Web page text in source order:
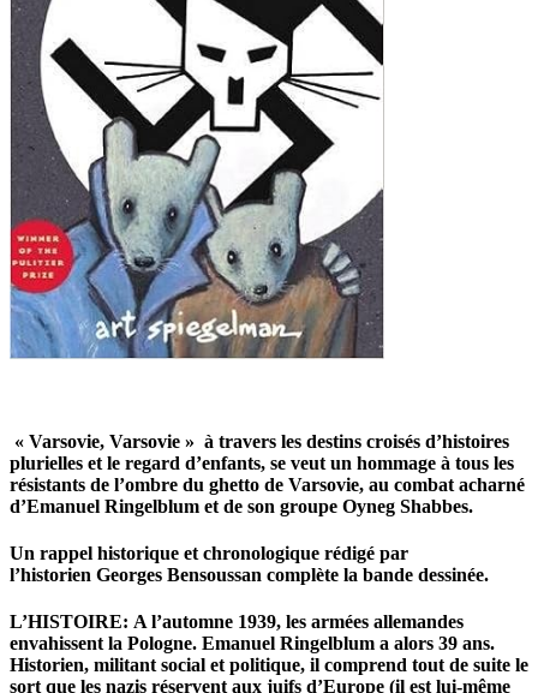
« Varsovie, Varsovie » à travers les destins croisés d’histoires
plurielles et le regard d’enfants, se veut un hommage à tous les
résistants de l’ombre du ghetto de Varsovie, au combat acharné
d’Emanuel Ringelblum et de son groupe Oyneg Shabbes.
Un rappel historique et chronologique rédigé par
l’historien Georges Bensoussan complète la bande dessinée.
L’HISTOIRE: A l’automne 1939, les armées allemandes
envahissent la Pologne. Emanuel Ringelblum a alors 39 ans.
Historien, militant social et politique, il comprend tout de suite le
sort que les nazis réservent aux juifs d’Europe (il est lui-même